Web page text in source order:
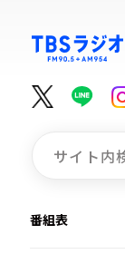
番組表